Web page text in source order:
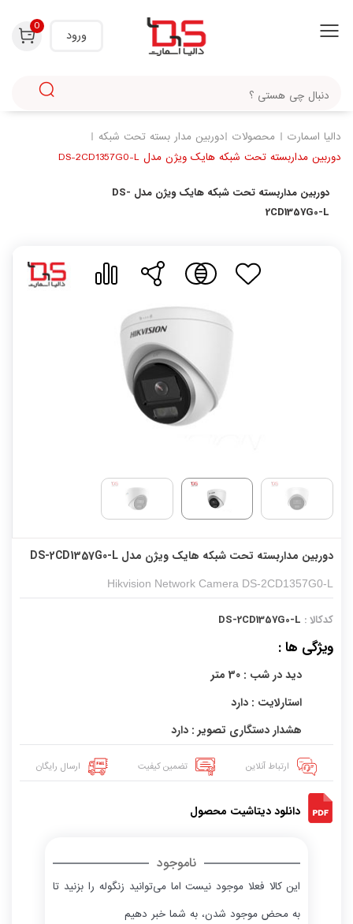
ورود
0
دالیا اسمارت محصولات دوربین مدار بسته تحت شبکه
دوربین مداربسته تحت شبکه هایک ویژن مدل DS-2CD1357G0-L
دوربین مداربسته تحت شبکه هایک ویژن مدل DS-
2CD1357G0-L
دوربین مداربسته تحت شبکه هایک ویژن مدل DS-2CD1357G0-L
Hikvision Network Camera DS-2CD1357G0-L
کدکالا : DS-2CD1357G0-L
ویژگی ها :
دید در شب : 30 متر
استارلایت : دارد
هشدار دستگاری تصویر : دارد
ارتباط آنلاین تضمین کیفیت ارسال رایگان
دانلود دیتاشیت محصول
ناموجود
این کالا فعلا موجود نیست اما می‌توانید زنگوله را بزنید تا
به محض موجود شدن، به شما خبر دهیم